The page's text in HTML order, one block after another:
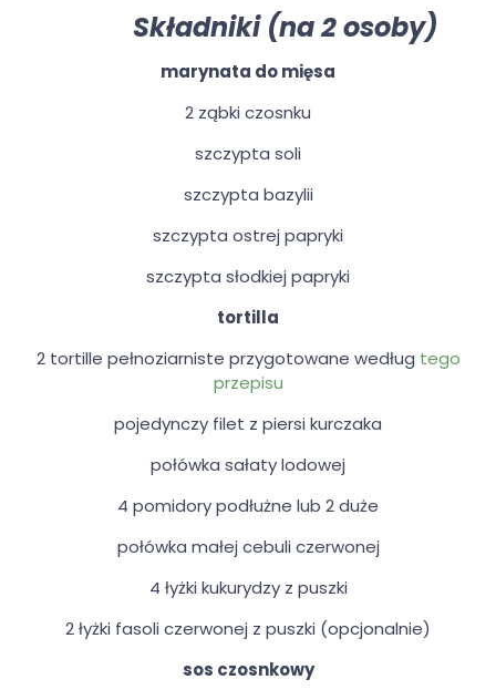
Składniki (na 2 osoby)
marynata do mięsa
2 ząbki czosnku
szczypta soli
szczypta bazylii
szczypta ostrej papryki
szczypta słodkiej papryki
tortilla
2 tortille pełnoziarniste przygotowane według tego
przepisu
pojedynczy filet z piersi kurczaka
połówka sałaty lodowej
4 pomidory podłużne lub 2 duże
połówka małej cebuli czerwonej
4 łyżki kukurydzy z puszki
2 łyżki fasoli czerwonej z puszki (opcjonalnie)
sos czosnkowy